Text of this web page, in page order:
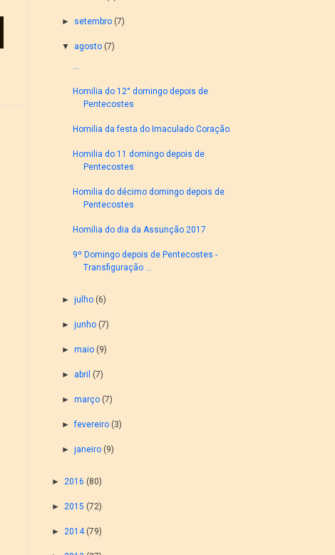
► setembro (7)
▼ agosto (7)
...
Homilia do 12° domingo depois de
Pentecostes
Homilia da festa do Imaculado Coração.
Homilia do 11 domingo depois de
Pentecostes
Homilia do décimo domingo depois de
Pentecostes
Homilia do dia da Assunção 2017
9º Domingo depois de Pentecostes -
Transfiguração ...
►julho (6)
►junho (7)
►maio (9)
► abril (7)
►março (7)
►fevereiro (3)
►janeiro (9)
► 2016 (80)
► 2015 (72)
► 2014 (79)